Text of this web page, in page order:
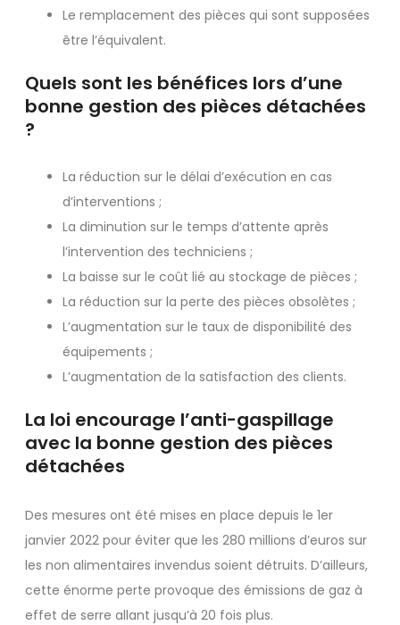
Le remplacement des pièces qui sont supposées
être l’équivalent.
Quels sont les bénéfices lors d’une
bonne gestion des pièces détachées
?
La réduction sur le délai d’exécution en cas
d’interventions ;
La diminution sur le temps d’attente après
l’intervention des techniciens ;
La baisse sur le coût lié au stockage de pièces ;
La réduction sur la perte des pièces obsolètes ;
L’augmentation sur le taux de disponibilité des
équipements ;
L’augmentation de la satisfaction des clients.
La loi encourage l’anti-gaspillage
avec la bonne gestion des pièces
détachées
Des mesures ont été mises en place depuis le 1er
janvier 2022 pour éviter que les 280 millions d’euros sur
les non alimentaires invendus soient détruits. D’ailleurs,
cette énorme perte provoque des émissions de gaz à
effet de serre allant jusqu’à 20 fois plus.